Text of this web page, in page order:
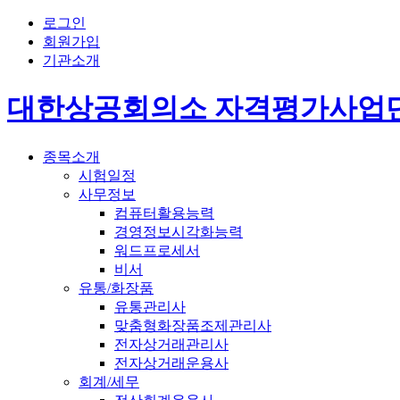
로그인
회원가입
기관소개
대한상공회의소 자격평가사업
종목소개
시험일정
사무정보
컴퓨터활용능력
경영정보시각화능력
워드프로세서
비서
유통/화장품
유통관리사
맞춤형화장품조제관리사
전자상거래관리사
전자상거래운용사
회계/세무